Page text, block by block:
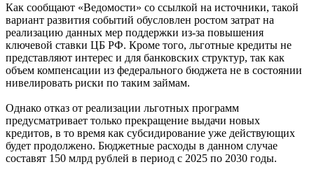
Как сообщают «Ведомости» со ссылкой на источники, такой
вариант развития событий обусловлен ростом затрат на
реализацию данных мер поддержки из-за повышения
ключевой ставки ЦБ РФ. Кроме того, льготные кредиты не
представляют интерес и для банковских структур, так как
объем компенсации из федерального бюджета не в состоянии
нивелировать риски по таким займам.
Однако отказ от реализации льготных программ
предусматривает только прекращение выдачи новых
кредитов, в то время как субсидирование уже действующих
будет продолжено. Бюджетные расходы в данном случае
составят 150 млрд рублей в период с 2025 по 2030 годы.